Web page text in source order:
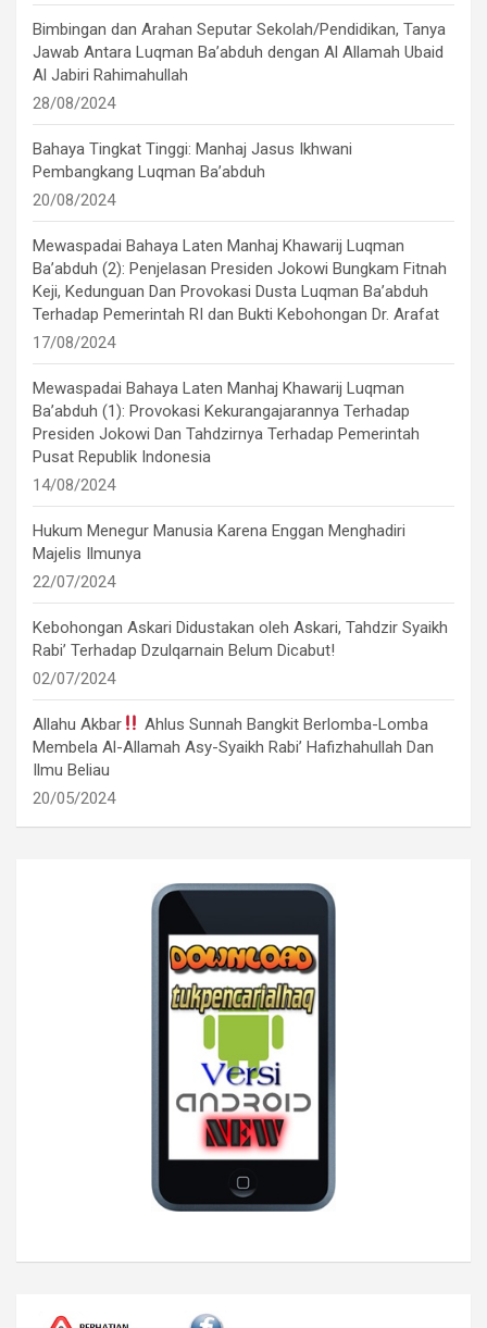
Bimbingan dan Arahan Seputar Sekolah/Pendidikan, Tanya
Jawab Antara Luqman Ba’abduh dengan Al Allamah Ubaid
Al Jabiri Rahimahullah
28/08/2024
Bahaya Tingkat Tinggi: Manhaj Jasus Ikhwani
Pembangkang Luqman Ba’abduh
20/08/2024
Mewaspadai Bahaya Laten Manhaj Khawarij Luqman
Ba’abduh (2): Penjelasan Presiden Jokowi Bungkam Fitnah
Keji, Kedunguan Dan Provokasi Dusta Luqman Ba’abduh
Terhadap Pemerintah RI dan Bukti Kebohongan Dr. Arafat
17/08/2024
Mewaspadai Bahaya Laten Manhaj Khawarij Luqman
Ba’abduh (1): Provokasi Kekurangajarannya Terhadap
Presiden Jokowi Dan Tahdzirnya Terhadap Pemerintah
Pusat Republik Indonesia
14/08/2024
Hukum Menegur Manusia Karena Enggan Menghadiri
Majelis Ilmunya
22/07/2024
Kebohongan Askari Didustakan oleh Askari, Tahdzir Syaikh
Rabi’ Terhadap Dzulqarnain Belum Dicabut!
02/07/2024
Allahu Akbar
Ahlus Sunnah Bangkit Berlomba-Lomba
Membela Al-Allamah Asy-Syaikh Rabi’ Hafizhahullah Dan
Ilmu Beliau
20/05/2024